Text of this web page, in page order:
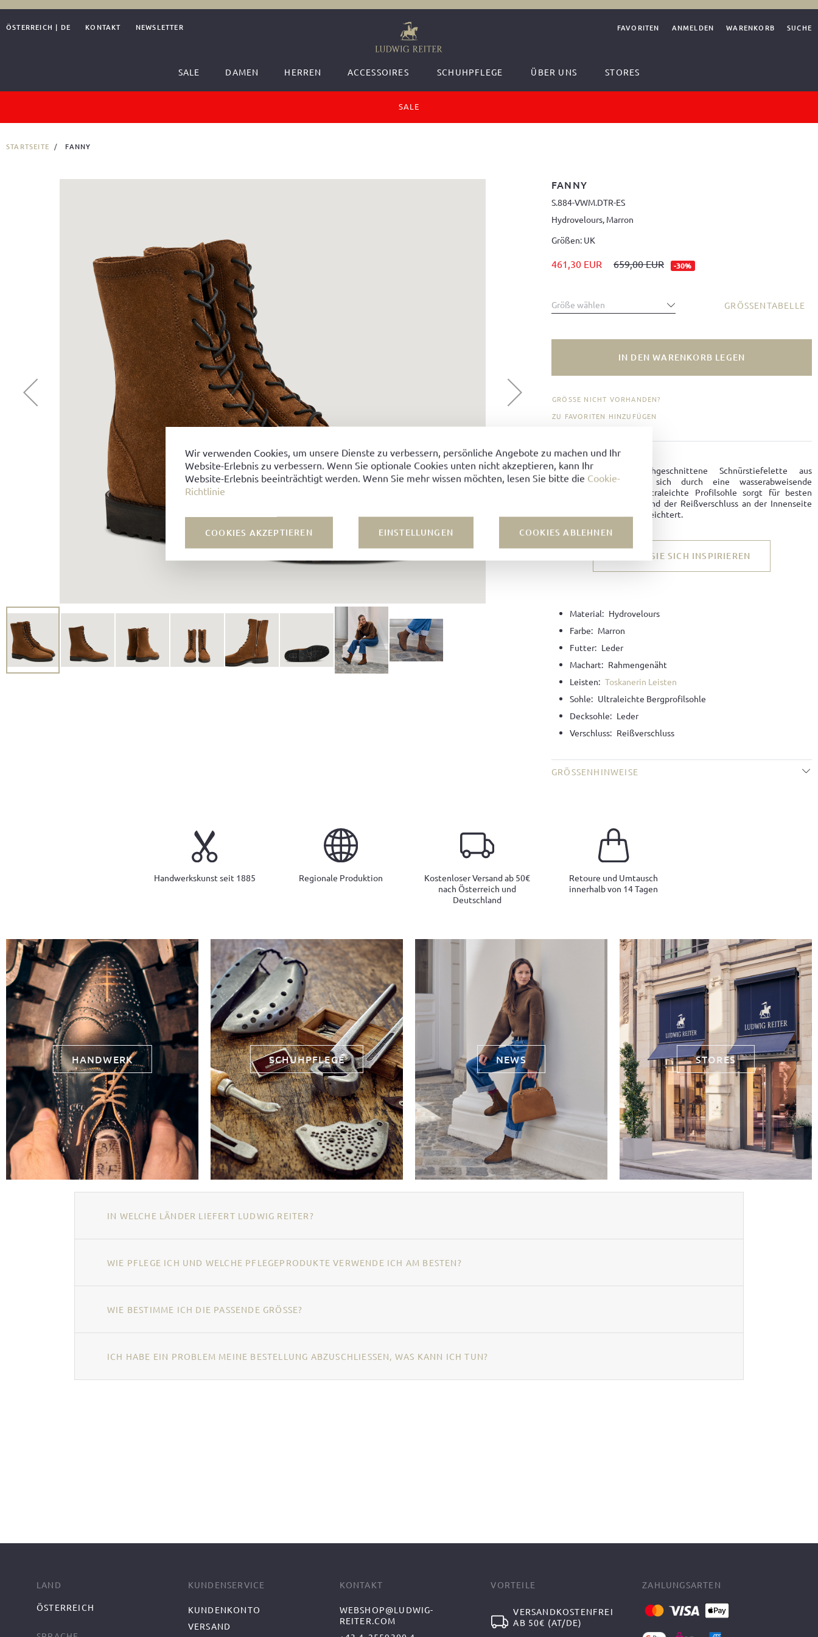
Wir verwenden Cookies, um unsere Dienste zu verbessern, persönliche Angebote zu machen und Ihr
Website-Erlebnis zu verbessern. Wenn Sie optionale Cookies unten nicht akzeptieren, kann Ihr
Website-Erlebnis beeinträchtigt werden. Wenn Sie mehr wissen möchten, lesen Sie bitte die Cookie-
Richtlinie
COOKIES AKZEPTIEREN EINSTELLUNGEN COOKIES ABLEHNEN
ÖSTERREICH | DE KONTAKT NEWSLETTER FAVORITEN ANMELDEN WARENKORB SUCHE
SALE DAMEN HERREN ACCESSOIRES SCHUHPFLEGE ÜBER UNS STORES
SALE
STARTSEITE FANNY
FANNY
S.884-VWM.DTR-ES
Hydrovelours, Marron
Größen: UK
461,30 EUR 659,00 EUR -30%
Größe wählen GRÖSSENTABELLE
IN DEN WARENKORB LEGEN
GRÖSSE NICHT VORHANDEN?
ZU FAVORITEN HINZUFÜGEN
PRODUKTDETAILS
Diese klassische, hochgeschnittene Schnürstiefelette aus
Hydrovelours zeichnet sich durch eine wasserabweisende
Oberfläche aus. Eine ultraleichte Profilsohle sorgt für besten
Komfort und Halt, während der Reißverschluss an der Innenseite
das An- und Ausziehen erleichtert.
LASSEN SIE SICH INSPIRIEREN
Material: Hydrovelours
Farbe: Marron
Futter: Leder
Machart: Rahmengenäht
Leisten: Toskanerin Leisten
Sohle: Ultraleichte Bergprofilsohle
Decksohle: Leder
Verschluss: Reißverschluss
GRÖSSENHINWEISE
Handwerkskunst seit 1885 Regionale Produktion
Kostenloser Versand ab 50€
nach Österreich und
Deutschland
Retoure und Umtausch
innerhalb von 14 Tagen
HANDWERK SCHUHPFLEGE NEWS STORES
IN WELCHE LÄNDER LIEFERT LUDWIG REITER?
WIE PFLEGE ICH UND WELCHE PFLEGEPRODUKTE VERWENDE ICH AM BESTEN?
WIE BESTIMME ICH DIE PASSENDE GRÖSSE?
ICH HABE EIN PROBLEM MEINE BESTELLUNG ABZUSCHLIESSEN, WAS KANN ICH TUN?
LAND
ÖSTERREICH
KUNDENSERVICE
KUNDENKONTO
VERSAND
KONTAKT
WEBSHOP@LUDWIG-
REITER.COM
VORTEILE
VERSANDKOSTENFREI
AB 50€ (AT/DE)
ZAHLUNGSARTEN